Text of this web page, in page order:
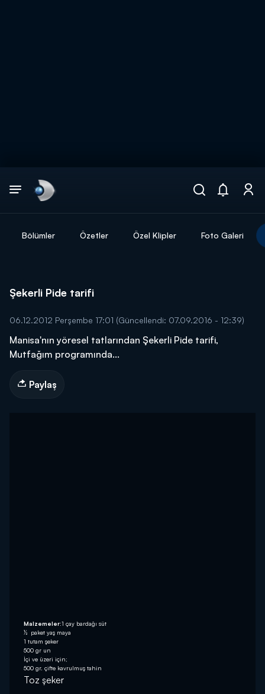
Bölümler Özetler Özel Klipler Foto Galeri
Şekerli Pide tarifi
06.12.2012 Perşembe 17:01 (Güncellendi: 07.09.2016 - 12:39)
Manisa'nın yöresel tatlarından Şekerli Pide tarifi,
Mutfağım programında...
Paylaş
Malzemeler:1 çay bardağı süt
½ paket yaş maya
1 tutam şeker
500 gr un
İçi ve üzeri için;
500 gr. çifte kavrulmuş tahin
Toz şeker